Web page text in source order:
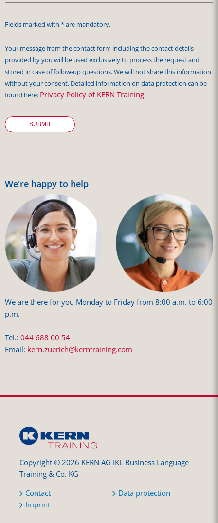
Fields marked with * are mandatory.
Your message from the contact form including the contact details
provided by you will be used exclusively to process the request and
stored in case of follow-up questions. We will not share this information
without your consent. Detailed information on data protection can be
found here: Privacy Policy of KERN Training
We're happy to help
We are there for you Monday to Friday from 8:00 a.m. to 6:00
p.m.
Tel.: 044 688 00 54
Email: kern.zuerich@kerntraining.com
Copyright © 2026 KERN AG IKL Business Language
Training & Co. KG
Contact
Imprint
Data protection